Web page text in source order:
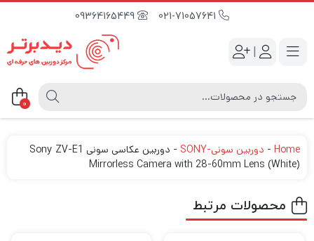
09364165449
|
0
Home
- دوربین سونی-SONY -
دوربین عکاسی سونی Sony ZV-E1
Mirrorless Camera with 28-60mm Lens (White)
محصولات مرتبط